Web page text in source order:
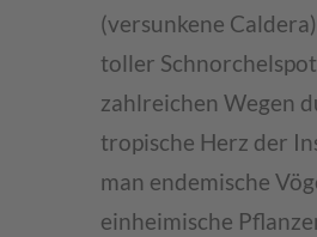
(versunkene
toller
zahlreichen Wegen
tropische Herz der
man endemische
einheimische